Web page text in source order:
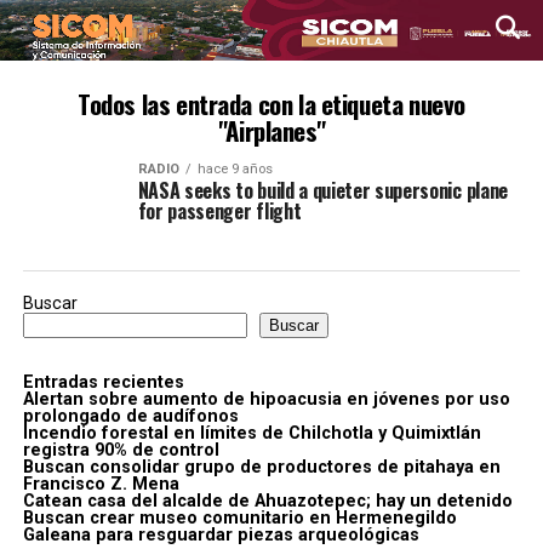
Todos las entrada con la etiqueta nuevo
"Airplanes"
RADIO hace 9 años
NASA seeks to build a quieter supersonic plane
for passenger flight
Buscar
Buscar
Entradas recientes
Alertan sobre aumento de hipoacusia en jóvenes por uso
prolongado de audífonos
Incendio forestal en límites de Chilchotla y Quimixtlán
registra 90% de control
Buscan consolidar grupo de productores de pitahaya en
Francisco Z. Mena
Catean casa del alcalde de Ahuazotepec; hay un detenido
Buscan crear museo comunitario en Hermenegildo
Galeana para resguardar piezas arqueológicas